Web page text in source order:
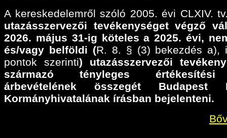
A kereskedelemről szóló 2005. évi CLXIV.
utazásszervezői tevékenységet végző
2026. május 31-ig köteles a 2025. évi,
és/vagy belföldi (R. 8. § (3) bekezdés a),
pontok szerinti) utazásszervezői
származó tényleges
árbevételének összegét Budapest
Kormányhivatalának írásban bejelenteni.